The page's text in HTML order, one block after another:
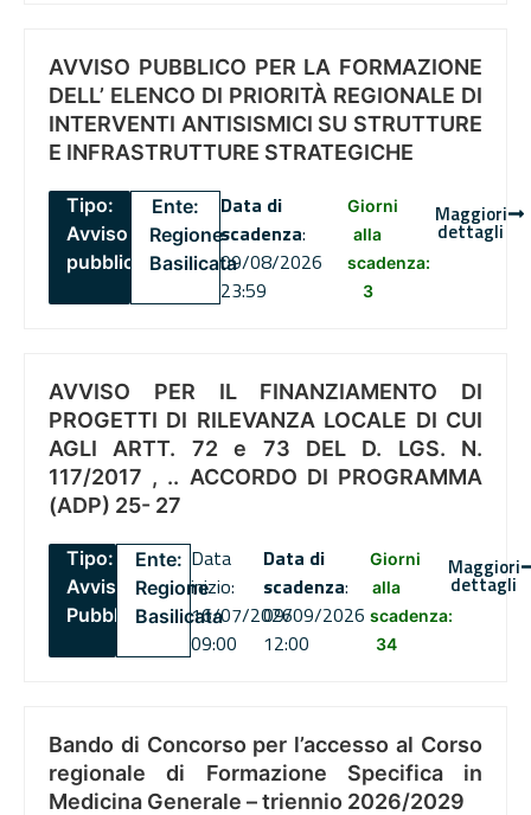
AVVISO PUBBLICO PER LA FORMAZIONE
DELL’ ELENCO DI PRIORITÀ REGIONALE DI
INTERVENTI ANTISISMICI SU STRUTTURE
E INFRASTRUTTURE STRATEGICHE
Tipo:
Avviso
pubblico
Ente:
Regione
Basilicata
Data di
scadenza:
09/08/2026
23:59
Giorni
alla
scadenza:
3
Maggiori
dettagli
AVVISO PER IL FINANZIAMENTO DI
PROGETTI DI RILEVANZA LOCALE DI CUI
AGLI ARTT. 72 e 73 DEL D. LGS. N.
117/2017 , .. ACCORDO DI PROGRAMMA
(ADP) 25- 27
Tipo:
Avviso
Pubblico
Ente:
Regione
Basilicata
Data
inizio:
16/07/2026
09:00
Data di
scadenza:
09/09/2026
12:00
Giorni
alla
scadenza:
34
Maggiori
dettagli
Bando di Concorso per l’accesso al Corso
regionale di Formazione Specifica in
Medicina Generale – triennio 2026/2029